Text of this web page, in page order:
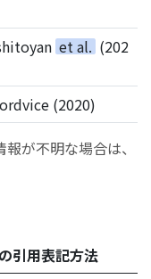
et al. (202
(2020)
が不明な場合は、
引用表記方法